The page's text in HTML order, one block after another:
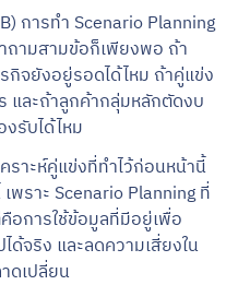
การทำ Scenario Planning
ถามสามข้อก็เพียงพอ ถ้า
จยังอยู่รอดได้ไหม ถ้าคู่แข่ง
และถ้าลูกค้ากลุ่มหลักตัดงบ
รับได้ไหม
ราะห์คู่แข่งที่ทำไว้ก่อนหน้านี้
พราะ Scenario Planning ที่
อการใช้ข้อมูลที่มีอยู่เพื่อ
ด้จริง และลดความเสี่ยงใน
ดเปลี่ยน